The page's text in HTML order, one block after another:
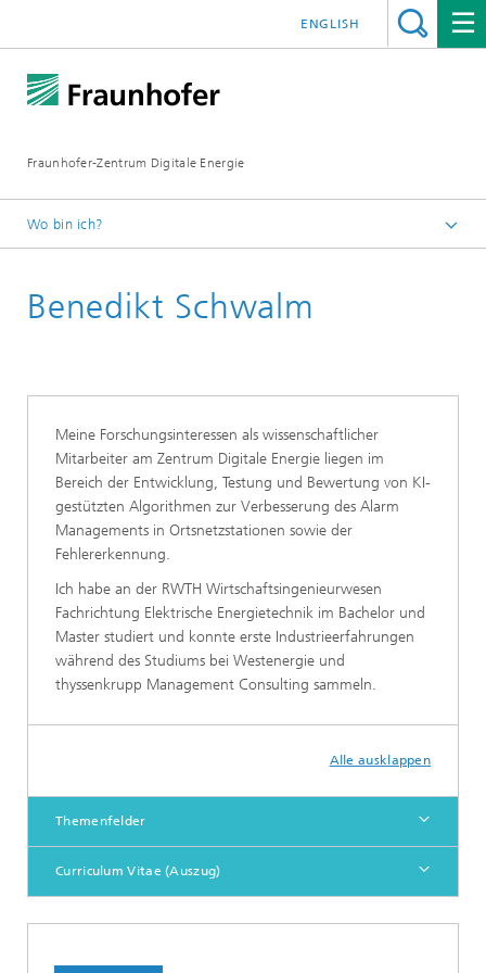
Fraunhofer-Zentrum Digitale Energie
ENGLISH
Wo bin ich?
Über uns
Benedikt Schwalm
Meine Forschungsinteressen als wissenschaftlicher
Mitarbeiter am Zentrum Digitale Energie liegen im
Bereich der Entwicklung, Testung und Bewertung von KI-
gestützten Algorithmen zur Verbesserung des Alarm
Managements in Ortsnetzstationen sowie der
Fehlererkennung.
Ich habe an der RWTH Wirtschaftsingenieurwesen
Fachrichtung Elektrische Energietechnik im Bachelor und
Master studiert und konnte erste Industrieerfahrungen
während des Studiums bei Westenergie und
thyssenkrupp Management Consulting sammeln.
Alle ausklappen
Themenfelder
Curriculum Vitae (Auszug)